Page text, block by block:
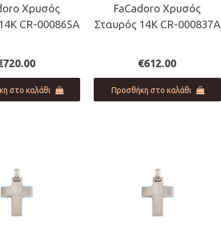
Χρυσός
CR-000865A
720.00
στο καλάθι
FaCadoro Χρυσός
Σταυρός 14Κ CR-000837A
€612.00
Προσθήκη στο καλάθι